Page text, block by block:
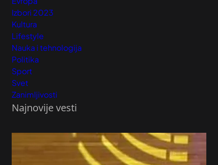
Izbori 2023
Kultura
Lifestyle
Nauka i tehnologija
Politika
Sport
Svet
Zanimljivosti
Najnovije vesti